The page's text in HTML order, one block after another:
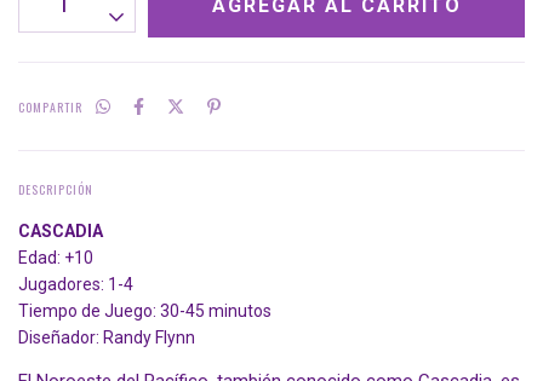
COMPARTIR
DESCRIPCIÓN
CASCADIA
Edad: +10
Jugadores: 1-4
Tiempo de Juego: 30-45 minutos
Diseñador: Randy Flynn